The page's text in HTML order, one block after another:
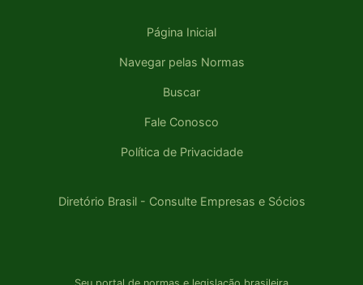
Página Inicial
Navegar pelas Normas
Buscar
Fale Conosco
Política de Privacidade
Diretório Brasil - Consulte Empresas e Sócios